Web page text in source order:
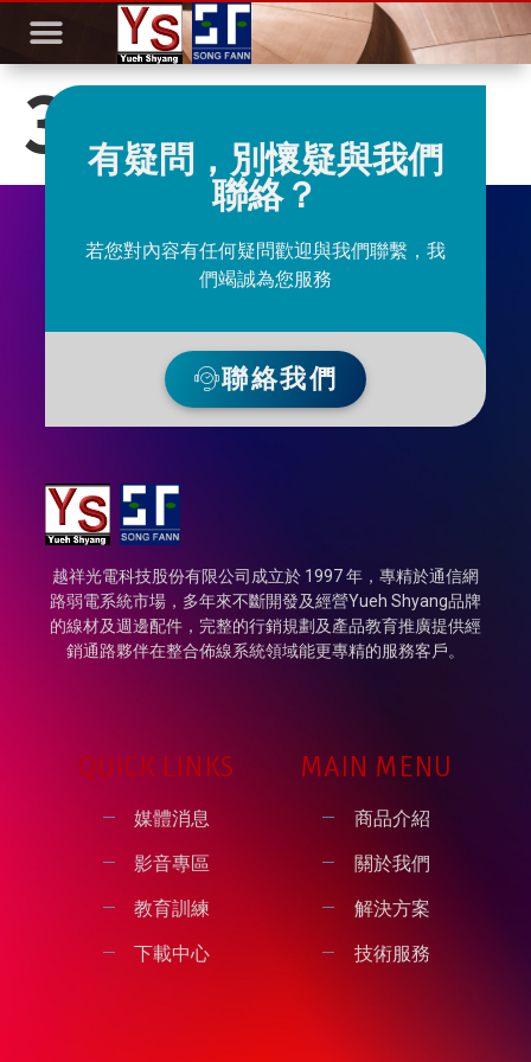
3C-FB 112編
有疑問，別懷疑與我們
聯絡？
若您對內容有任何疑問歡迎與我們聯繫，我
們竭誠為您服務
聯絡我們
越祥光電科技股份有限公司成立於 1997 年，專精於通信網
路弱電系統市場，多年來不斷開發及經營Yueh Shyang品牌
的線材及週邊配件，完整的行銷規劃及產品教育推廣提供經
銷通路夥伴在整合佈線系統領域能更專精的服務客戶。
QUICK LINKS
媒體消息
影音專區
教育訓練
下載中心
MAIN MENU
商品介紹
關於我們
解決方案
技術服務